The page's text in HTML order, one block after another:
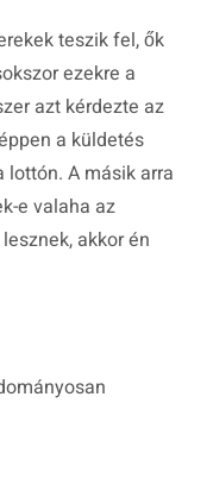
teszik fel, ők
ezekre a
azt kérdezte az
a küldetés
lottón. A másik arra
e valaha az
akkor én